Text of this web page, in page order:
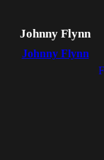
Johnny Flynn
Johnny Flynn